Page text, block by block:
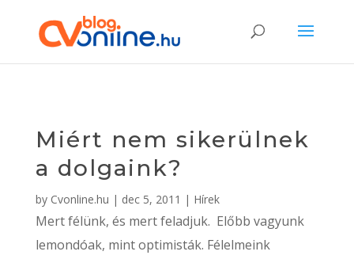
Miért nem sikerülnek
a dolgaink?
by Cvonline.hu | dec 5, 2011 | Hírek
Mert félünk, és mert feladjuk. Előbb vagyunk
lemondóak, mint optimisták. Félelmeink